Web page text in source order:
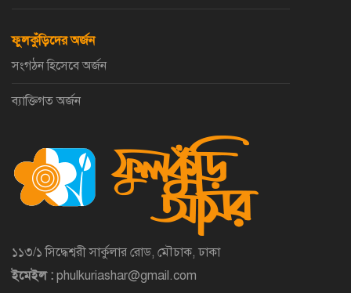
ফুলকুঁড়িদের অর্জন
সংগঠন হিসেবে অর্জন
ব্যাক্তিগত অর্জন
১১৩/১ সিদ্ধেশ্বরী সার্কুলার রোড, মৌচাক, ঢাকা
ইমেইল : phulkuriashar@gmail.com